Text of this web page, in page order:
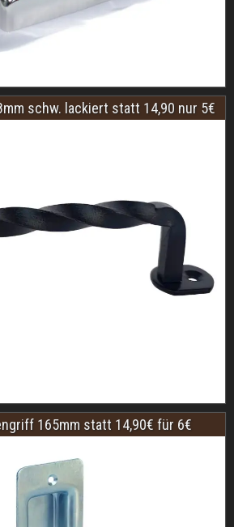
schw. lackiert statt 14,90 nur 5€
165mm statt 14,90€ für 6€